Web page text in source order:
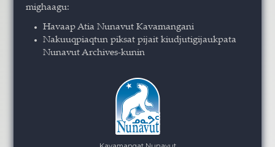
mighaagu:
Havaap Atia Nunavut Kavamangani
Nakuuqpiaqtun piksat pijait kiudjutigijaukpata
Nunavut Archives-kunin